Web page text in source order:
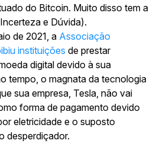
do Bitcoin. Muito disso tem a
e Dúvida).
de 2021, a Associação
instituições de prestar
digital devido à sua
tempo, o magnata da tecnologia
sua empresa, Tesla, não vai
forma de pagamento devido
eletricidade e o suposto
desperdiçador.